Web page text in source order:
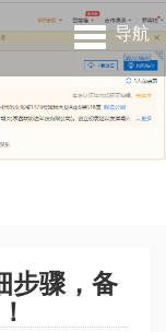
导航
步骤，备